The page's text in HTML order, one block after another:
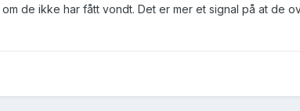
de ikke har fått vondt. Det er mer et signal på at de